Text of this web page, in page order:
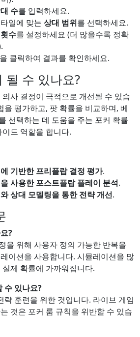
수를 입력하세요.
일에 맞는 상대 범위를 선택하세요.
수를 설정하세요 (더 많을수록 정확
을 클릭하여 결과를 확인하세요.
될 수 있나요?
사 결정이 극적으로 개선될 수 있습
을 평가하고, 팟 확률을 비교하며, 베
선택하는 데 도움을 주는 포커 확률
드 역할을 합니다.
기반한 프리플랍 결정 평가.
사용한 포스트플랍 플레이 분석.
상대 모델링을 통한 전략 개선.
?
을 위해 사용자 정의 가능한 반복을
이션을 사용합니다. 시뮬레이션을 많
제 확률에 가까워집니다.
수 있나요?
략 훈련을 위한 것입니다. 라이브 게임
것은 포커 룸 규칙을 위반할 수 있습